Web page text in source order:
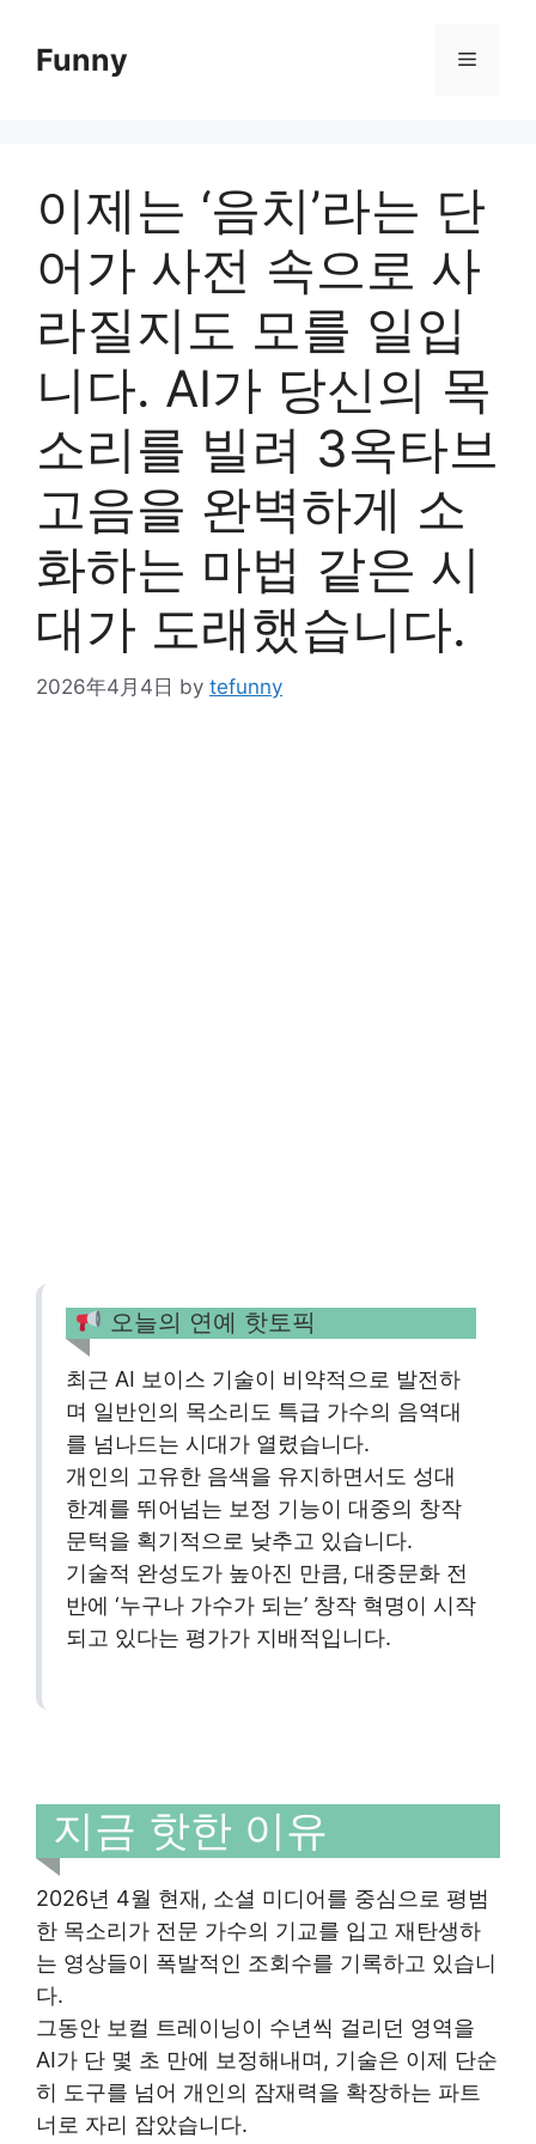
contentFunny Menu
이제는 ‘음치’라는 단
어가 사전 속으로 사
라질지도 모를 일입
니다. AI가 당신의 목
소리를 빌려 3옥타브
고음을 완벽하게 소
화하는 마법 같은 시
대가 도래했습니다.
2026年4月4日 by tefunny
오늘의 연예 핫토픽
최근 AI 보이스 기술이 비약적으로 발전하
며 일반인의 목소리도 특급 가수의 음역대
를 넘나드는 시대가 열렸습니다.
개인의 고유한 음색을 유지하면서도 성대
한계를 뛰어넘는 보정 기능이 대중의 창작
문턱을 획기적으로 낮추고 있습니다.
기술적 완성도가 높아진 만큼, 대중문화 전
반에 ‘누구나 가수가 되는’ 창작 혁명이 시작
되고 있다는 평가가 지배적입니다.
지금 핫한 이유
2026년 4월 현재, 소셜 미디어를 중심으로 평범
한 목소리가 전문 가수의 기교를 입고 재탄생하
는 영상들이 폭발적인 조회수를 기록하고 있습니
다.
그동안 보컬 트레이닝이 수년씩 걸리던 영역을
AI가 단 몇 초 만에 보정해내며, 기술은 이제 단순
히 도구를 넘어 개인의 잠재력을 확장하는 파트
너로 자리 잡았습니다.